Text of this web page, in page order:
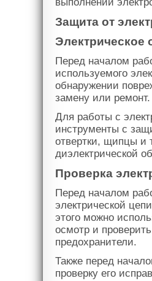
Защита от
Электрическое
Перед началом
используемого
обнаружении
замену или ремонт.
Для работы с
инструменты с
отвертки, щипцы и
диэлектрической
Проверка
Перед началом
электрической
этого можно
осмотр и
предохранители.
Также перед
проверку его